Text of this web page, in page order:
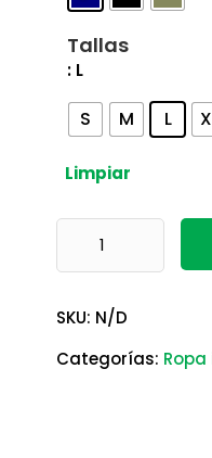
Tallas
: L
S M L
Limpiar
Casaca Reno Delta
SKU: N/D
Categorías: